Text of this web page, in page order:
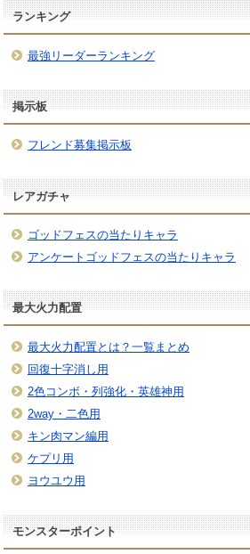
ランキング
最強リーダーランキング
掲示板
フレンド募集掲示板
レアガチャ
ゴッドフェスの当たりキャラ
アンケートゴッドフェスの当たりキャラ
最大火力配置
最大火力配置とは？一覧まとめ
回復十字消し用
2色コンボ・列強化・英雄神用
2way・二色用
キン肉マン編用
ケプリ用
ヨウユウ用
モンスターポイント